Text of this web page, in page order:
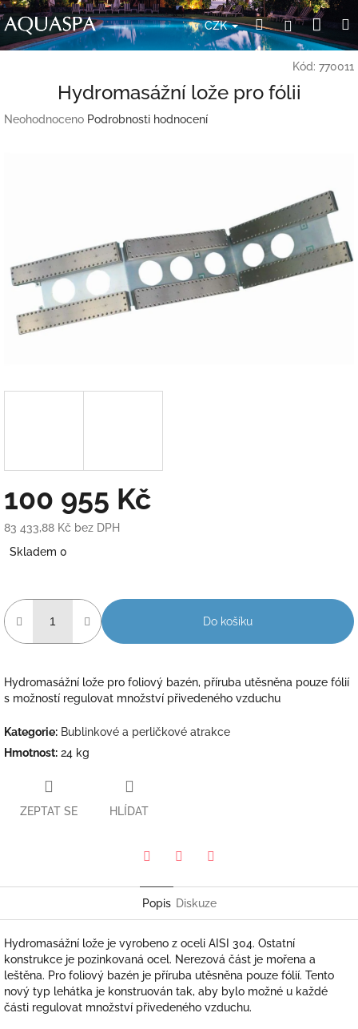
Přejít
na
obsah
CZK HledatPřihlášení
Kód: 770011
Hydromasážní lože pro fólii
Průměrné
Neohodnoceno Podrobnosti hodnocení
100 955 Kč
83 433,88 Kč bez DPH
cena:
Skladem 0
Do košíku
Hydromasážní lože pro foliový bazén, příruba utěsněna pouze fólií
s možností regulovat množství přivedeného vzduchu
Kategorie: Bublinkové a perličkové atrakce
Hmotnost: 24 kg
ZEPTAT SE HLÍDAT
Popis Diskuze
Hydromasážní lože je vyrobeno z oceli AISI 304. Ostatní
konstrukce je pozinkovaná ocel. Nerezová část je mořena a
leštěna. Pro foliový bazén je příruba utěsněna pouze fólií. Tento
nový typ lehátka je konstruován tak, aby bylo možné u každé
části regulovat množství přivedeného vzduchu.